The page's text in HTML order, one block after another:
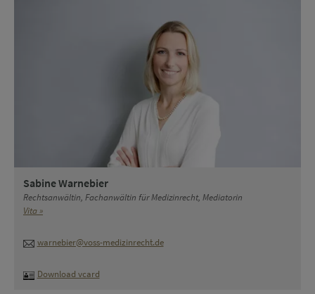
Sabine Warnebier
Rechtsanwältin, Fachanwältin für Medizinrecht, Mediatorin
Vita »
warnebier@voss-medizinrecht.de
Download vcard